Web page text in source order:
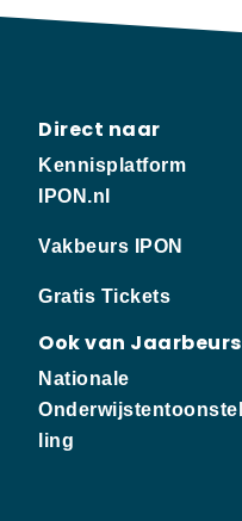
Direct naar
Kennisplatform
IPON.nl
Vakbeurs IPON
Gratis Tickets
Ook van Jaarbeurs
Nationale
Onderwijstentoonstel
ling